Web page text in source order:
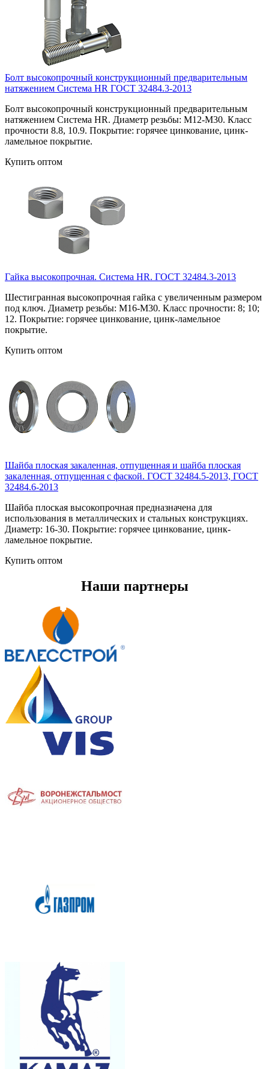
Болт высокопрочный конструкционный предварительным
натяжением Система HR ГОСТ 32484.3-2013
Болт высокопрочный конструкционный предварительным
натяжением Система HR. Диаметр резьбы: М12-М30. Класс
прочности 8.8, 10.9. Покрытие: горячее цинкование, цинк-
ламельное покрытие.
Купить оптом
Гайка высокопрочная. Система HR. ГОСТ 32484.3-2013
Шестигранная высокопрочная гайка с увеличенным размером
под ключ. Диаметр резьбы: М16-М30. Класс прочности: 8; 10;
12. Покрытие: горячее цинкование, цинк-ламельное
покрытие.
Купить оптом
Шайба плоская закаленная, отпущенная и шайба плоская
закаленная, отпущенная с фаской. ГОСТ 32484.5-2013, ГОСТ
32484.6-2013
Шайба плоская высокопрочная предназначена для
использования в металлических и стальных конструкциях.
Диаметр: 16-30. Покрытие: горячее цинкование, цинк-
ламельное покрытие.
Купить оптом
Наши партнеры